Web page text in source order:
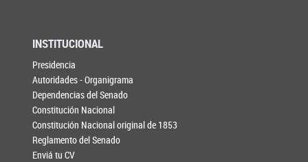
INSTITUCIONAL
Presidencia
Autoridades - Organigrama
Dependencias del Senado
Constitución Nacional
Constitución Nacional original de 1853
Reglamento del Senado
Enviá tu CV